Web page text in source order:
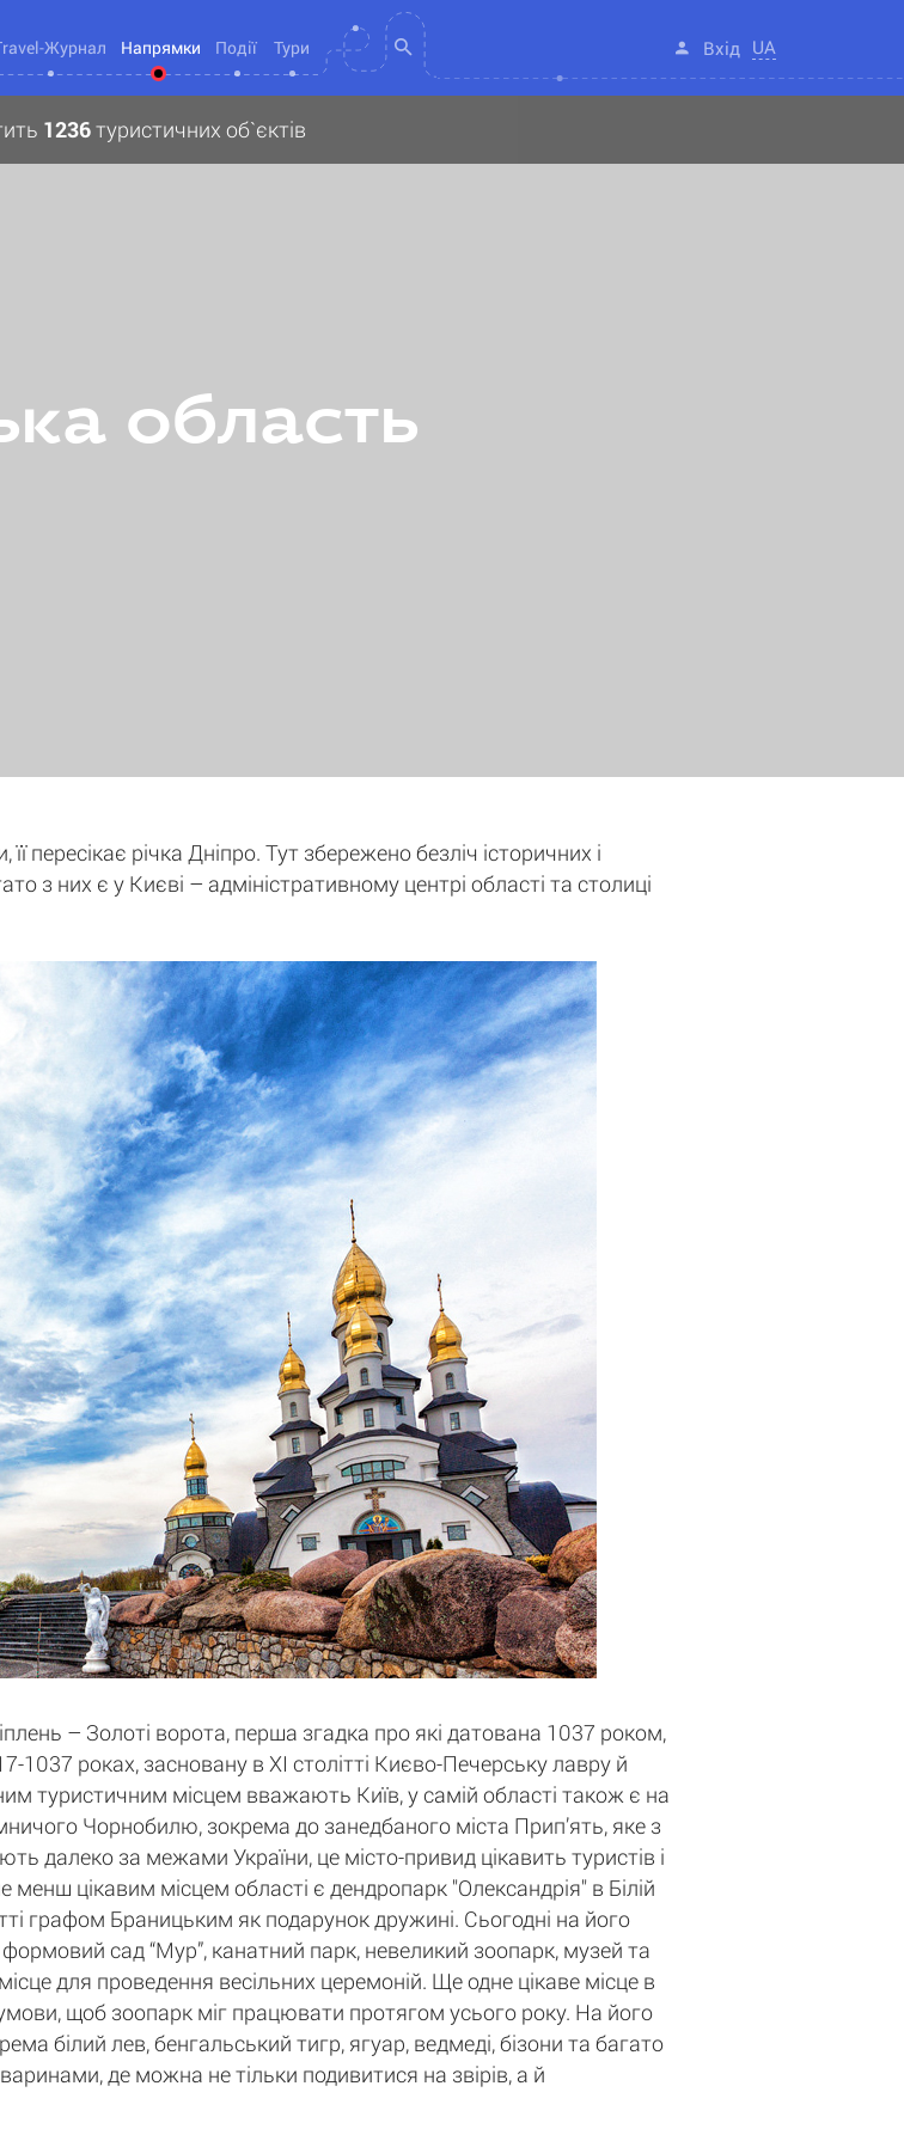
Журнал Напрямки Події Тури Вхід UA
1236туристичних об`єктів
область
пересікає річка Дніпро. Тут збережено безліч історичних і
з них є у Києві – адміністративному центрі області та столиці
– Золоті ворота, перша згадка про які датована 1037 роком,
роках, засновану в XI столітті Києво-Печерську лавру й
туристичним місцем вважають Київ, у самій області також є на
Чорнобилю, зокрема до занедбаного міста Прип’ять, яке з
далеко за межами України, це місто-привид цікавить туристів і
цікавим місцем області є дендропарк "Олександрія" в Білій
графом Браницьким як подарунок дружині. Сьогодні на його
формовий сад “Мур”, канатний парк, невеликий зоопарк, музей та
для проведення весільних церемоній. Ще одне цікаве місце в
щоб зоопарк міг працювати протягом усього року. На його
білий лев, бенгальський тигр, ягуар, ведмеді, бізони та багато
де можна не тільки подивитися на звірів, а й